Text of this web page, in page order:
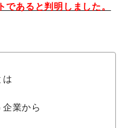
あると判明しました。
は
業から